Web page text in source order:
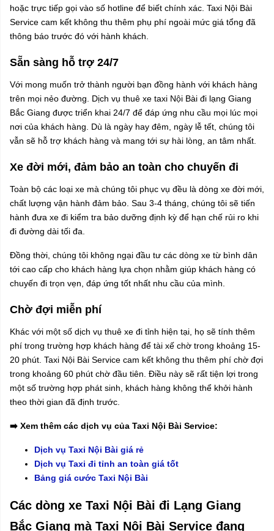
hoặc trực tiếp gọi vào số hotline để biết chính xác. Taxi Nội Bài
Service cam kết không thu thêm phụ phí ngoài mức giá tổng đã
thông báo trước đó với hành khách.
Sẵn sàng hỗ trợ 24/7
Với mong muốn trở thành người bạn đồng hành với khách hàng
trên mọi nẻo đường. Dịch vụ thuê xe taxi Nội Bài đi lạng Giang
Bắc Giang được triển khai 24/7 để đáp ứng nhu cầu mọi lúc mọi
nơi của khách hàng. Dù là ngày hay đêm, ngày lễ tết, chúng tôi
vẫn sẽ hỗ trợ khách hàng và mang tới sự hài lòng, an tâm nhất.
Xe đời mới, đảm bảo an toàn cho chuyến đi
Toàn bộ các loại xe mà chúng tôi phục vụ đều là dòng xe đời mới,
chất lượng vận hành đảm bảo. Sau 3-4 tháng, chúng tôi sẽ tiến
hành đưa xe đi kiểm tra bảo dưỡng định kỳ để hạn chế rủi ro khi
đi đường dài tối đa.
Đồng thời, chúng tôi không ngại đầu tư các dòng xe từ bình dân
tới cao cấp cho khách hàng lựa chọn nhằm giúp khách hàng có
chuyến đi trọn vẹn, đáp ứng tốt nhất nhu cầu của mình.
Chờ đợi miễn phí
Khác với một số dịch vụ thuê xe đi tỉnh hiện tại, họ sẽ tính thêm
phí trong trường hợp khách hàng để tài xế chờ trong khoảng 15-
20 phút. Taxi Nội Bài Service cam kết không thu thêm phí chờ đợi
trong khoảng 60 phút chờ đầu tiên. Điều này sẽ rất tiện lợi trong
một số trường hợp phát sinh, khách hàng không thể khởi hành
theo thời gian đã định trước.
➡️ Xem thêm các dịch vụ của Taxi Nội Bài Service:
Dịch vụ Taxi Nội Bài giá rẻ
Dịch vụ Taxi đi tỉnh an toàn giá tốt
Bảng giá cước Taxi Nội Bài
Các dòng xe Taxi Nội Bài đi Lạng Giang
Bắc Giang mà Taxi Nội Bài Service đang